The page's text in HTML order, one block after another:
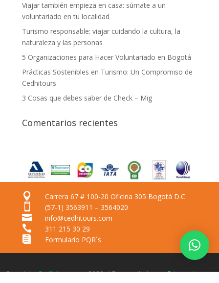
Viajar también empieza en casa: súmate a un
voluntariado en tu localidad
Turismo responsable: viajar cuidando la cultura, la
naturaleza y las personas
5 Organizaciones para Hacer Voluntariado en Bogotá
Prácticas Sostenibles en Turismo: Un Compromiso de
Cedhitours
3 Cosas que debes saber de Check – Mig
Comentarios recientes
 Carrera 67 # 100-20 Oficina 305 Bogotá D.C.
 (57-1) 3563911 – 3564020
 info@cedhitours.com
 311 215 30 29
 Formulario PQR´s
CopyrightCedhitours– 2020. / Desarrollado porPrismapic.com